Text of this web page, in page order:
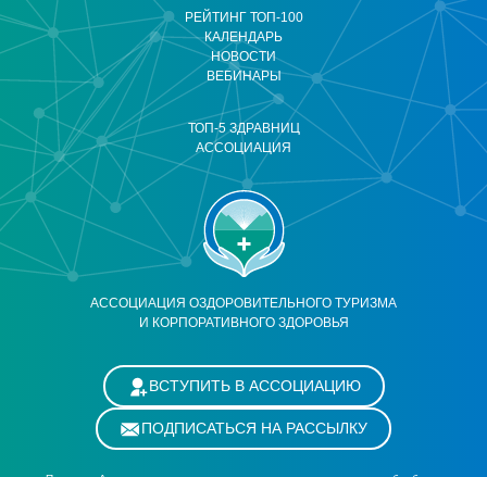
АССОЦИАЦИЯ ОЗДОРОВИТЕЛЬНОГО ТУРИЗМА
И КОРПОРАТИВНОГО ЗДОРОВЬЯ
РЕЙТИНГ ТОП-100
КАЛЕНДАРЬ
НОВОСТИ
ВЕБИНАРЫ
ТОП-5 ЗДРАВНИЦ
АССОЦИАЦИЯ
ВСТУПИТЬ В АССОЦИАЦИЮ
ПОДПИСАТЬСЯ НА РАССЫЛКУ